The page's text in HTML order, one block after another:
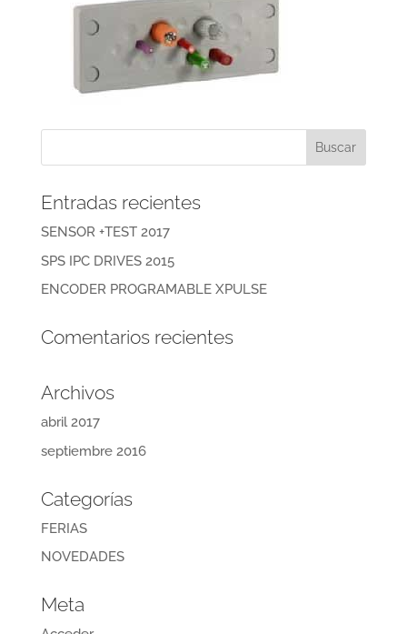
Entradas recientes
SENSOR +TEST 2017
SPS IPC DRIVES 2015
ENCODER PROGRAMABLE XPULSE
Comentarios recientes
Archivos
abril 2017
septiembre 2016
Categorías
FERIAS
NOVEDADES
Meta